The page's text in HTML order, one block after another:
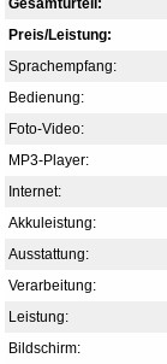
Gesamturteil:
Preis/Leistung:
Sprachempfang:
Bedienung:
Foto-Video:
MP3-Player:
Internet:
Akkuleistung:
Ausstattung:
Verarbeitung:
Leistung:
Bildschirm: